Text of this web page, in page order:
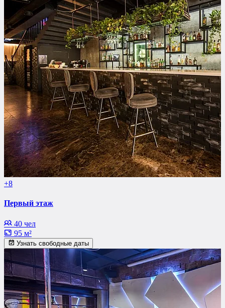
+8
Первый этаж
40 чел
95 м²
Узнать свободные даты